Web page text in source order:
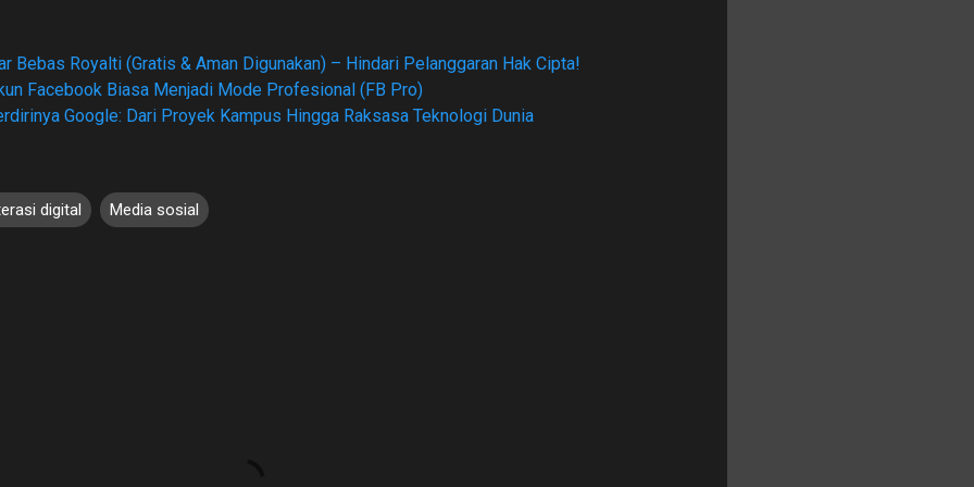
Bebas Royalti (Gratis & Aman Digunakan) – Hindari Pelanggaran Hak Cipta!
Facebook Biasa Menjadi Mode Profesional (FB Pro)
Google: Dari Proyek Kampus Hingga Raksasa Teknologi Dunia
digital Media sosial